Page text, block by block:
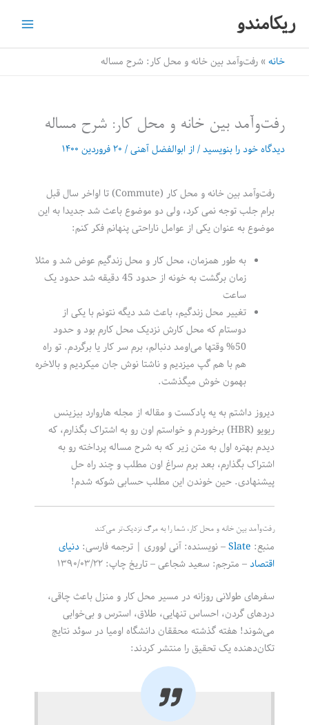
ریکامندو
خانه رفت‌وآمد بین خانه و محل کار: شرح مساله
رفت‌وآمد بین خانه و محل کار: شرح مساله
دیدگاه‌ خود را بنویسید/ از ابوالفضل آهنی/ ۲۰ فروردین ۱۴۰۰
رفت‌وآمد بین خانه و محل کار (Commute) تا اواخر سال قبل
برام جلب توجه نمی کرد، ولی دو موضوع باعث شد جدیدا به این
موضوع به عنوان یکی از عوامل ناراحتی پنهانم فکر کنم:
به طور همزمان، محل کار و محل زندگیم عوض شد و مثلا
زمان برگشت به خونه از حدود 45 دقیقه شد حدود یک
ساعت
تغییر محل زندگیم، باعث شد دیگه نتونم با یکی از
دوستام که محل کارش نزدیک محل کارم بود و حدود
50% وقتها می‌اومد دنبالم، برم سر کار یا برگردم. تو راه
هم با هم گپ میزدیم و ناشتا نوش جان میکردیم و بالاخره
بهمون خوش میگذشت.
دیروز داشتم به یه پادکست و مقاله از مجله هاروارد بیزینس
ریویو (HBR) برخوردم و خواستم اون رو به اشتراک بگذارم، که
دیدم بهتره اول به متن زیر که به شرح مساله پرداخته رو به
اشتراک بگذارم، بعد برم سراغ اون مطلب و چند راه حل
پیشنهادی. حین خوندن این مطلب حسابی شوکه شدم!
رفت‌وآمد بین خانه و محل کار، شما را به مرگ نزدیک‌تر می‌کند
منبع: Slate– نویسنده: آنی لووری | ترجمه فارسی: دنیای
اقتصاد– مترجم: سعید شجاعی – تاریخ چاپ: ۱۳۹۰/۰۳/۲۲
سفرهای طولانی روزانه در مسیر محل کار و منزل باعث چاقی،
دردهای گردن، احساس تنهایی، طلاق، استرس و بی‌خوابی
می‌شوند! هفته گذشته محققان دانشگاه اومیا در سوئد نتایج
تکان‌دهنده یک تحقیق را منتشر کردند: